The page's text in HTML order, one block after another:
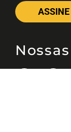
ASSINE